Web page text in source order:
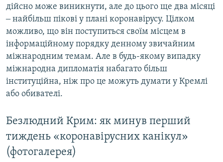
дійсно може виникнути, але до цього ще два місяці
‒ найбільш пікові у плані коронавірусу. Цілком
можливо, що він поступиться своїм місцем в
інформаційному порядку денному звичайним
міжнародним темам. Але в будь-якому випадку
міжнародна дипломатія набагато більш
інституційна, ніж про це можуть думати у Кремлі
або обивателі.
Безлюдний Крим: як минув перший
тиждень «коронавірусних канікул»
(фотогалерея)